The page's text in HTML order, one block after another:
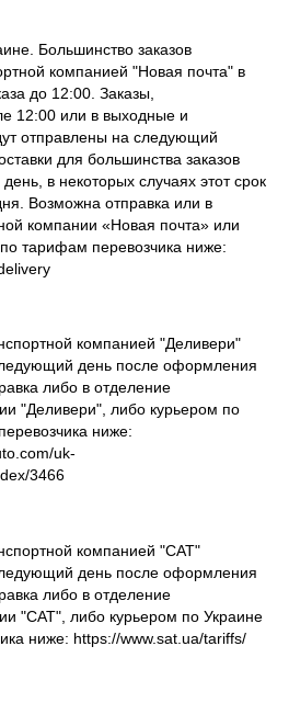
Большинство заказов
компанией "Новая почта" в
до 12:00. Заказы,
12:00 или в выходные и
отправлены на следующий
для большинства заказов
в некоторых случаях этот срок
Возможна отправка или в
компании «Новая почта» или
тарифам перевозчика ниже:
компанией "Деливери"
день после оформления
либо в отделение
"Деливери", либо курьером по
ниже:
uk-
3466
компанией "САТ"
день после оформления
либо в отделение
"САТ", либо курьером по Украине
ниже: https://www.sat.ua/tariffs/